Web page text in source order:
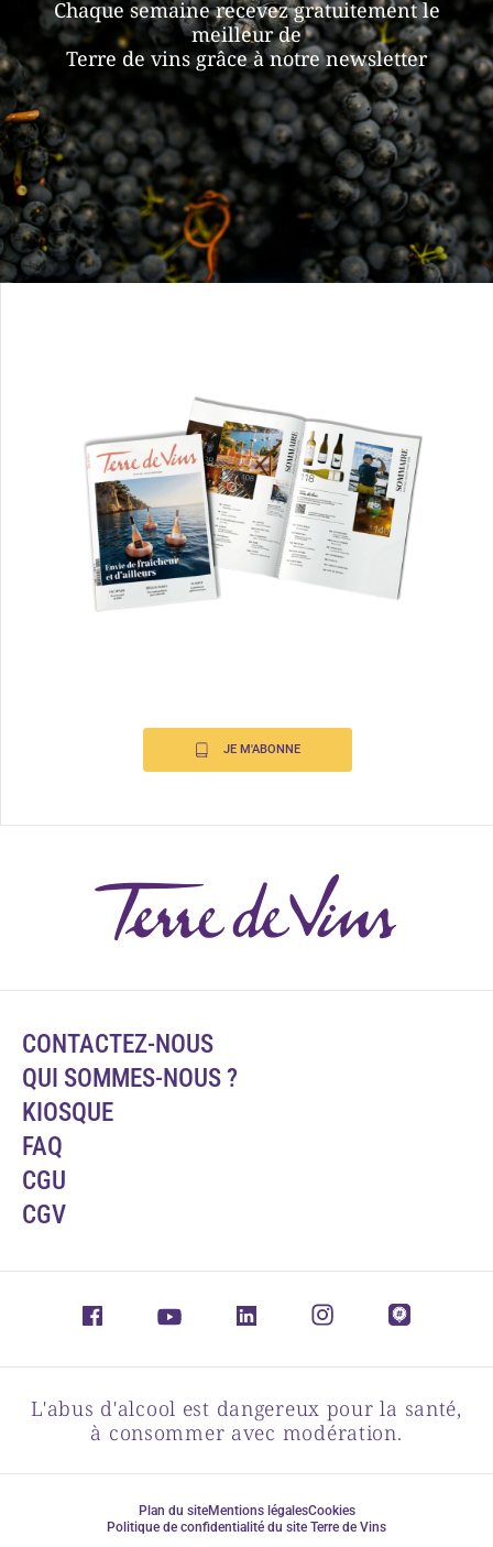
Chaque semaine recevez gratuitement le
meilleur de
Terre de vins grâce à notre newsletter
JE M'ABONNE
CONTACTEZ-NOUS
QUI SOMMES-NOUS ?
KIOSQUE
FAQ
CGU
CGV
L'abus d'alcool est dangereux pour la santé,
à consommer avec modération.
Plan du siteMentions légalesCookies
Politique de confidentialité du site Terre de Vins